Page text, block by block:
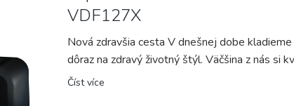
VDF127X
Nová zdravšia cesta V dnešnej dobe
dôraz na zdravý životný štýl. Väčšina z nás si
Číst více